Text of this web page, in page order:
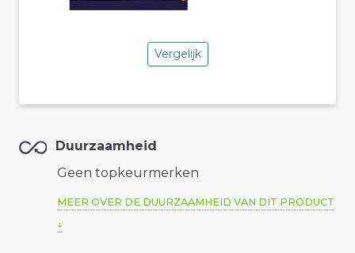
Vergelijk
Duurzaamheid
Geen topkeurmerken
MEER OVER DE DUURZAAMHEID VAN DIT PRODUCT